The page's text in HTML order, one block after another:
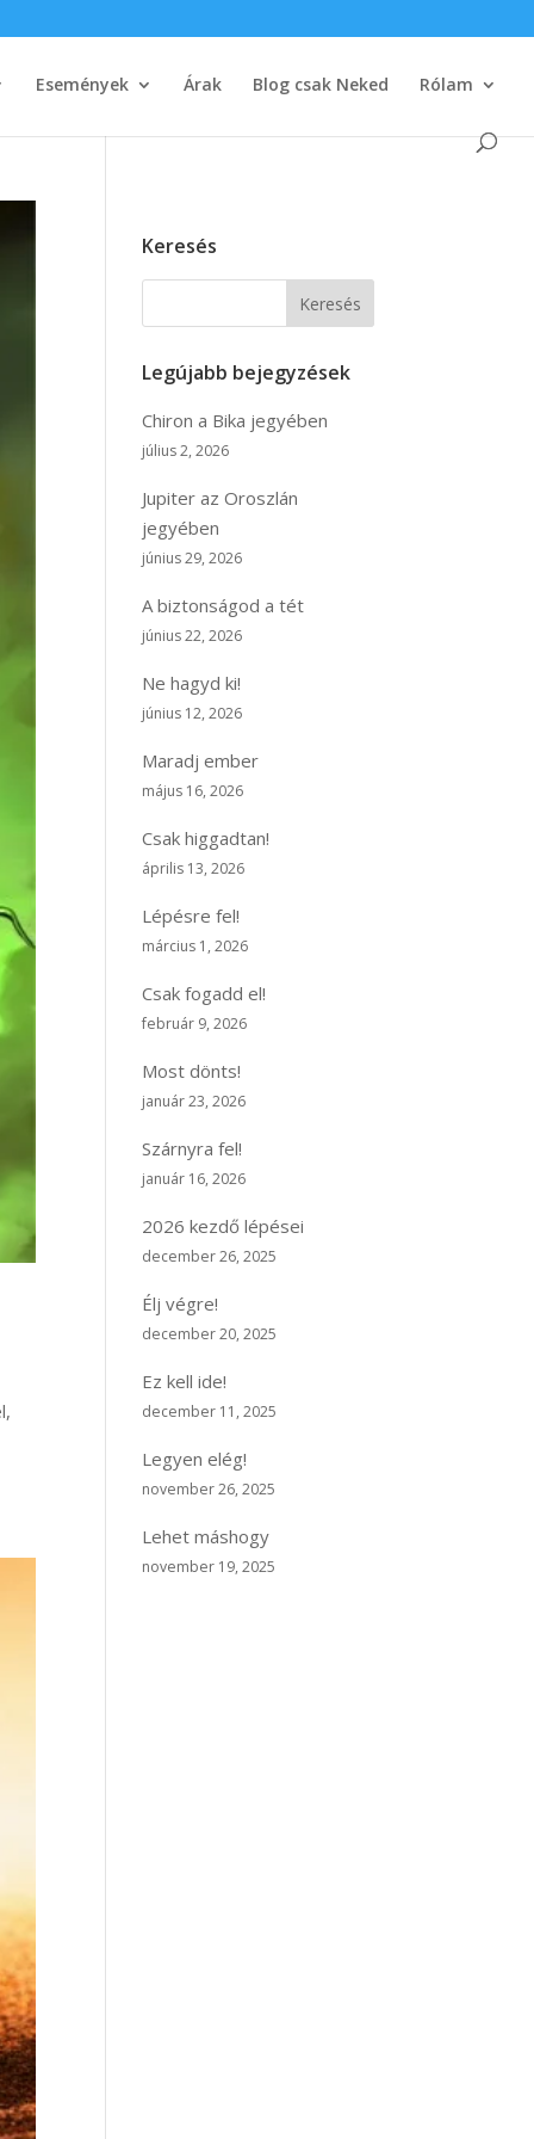
Események Árak Blog csak Neked Rólam
Keresés
Keresés
Legújabb bejegyzések
Chiron a Bika jegyében
július 2, 2026
Jupiter az Oroszlán
jegyében
június 29, 2026
A biztonságod a tét
június 22, 2026
Ne hagyd ki!
június 12, 2026
Maradj ember
május 16, 2026
Csak higgadtan!
április 13, 2026
Lépésre fel!
március 1, 2026
Csak fogadd el!
február 9, 2026
Most dönts!
január 23, 2026
Szárnyra fel!
január 16, 2026
2026 kezdő lépései
december 26, 2025
Élj végre!
december 20, 2025
Ez kell ide!
december 11, 2025
Legyen elég!
november 26, 2025
Lehet máshogy
november 19, 2025